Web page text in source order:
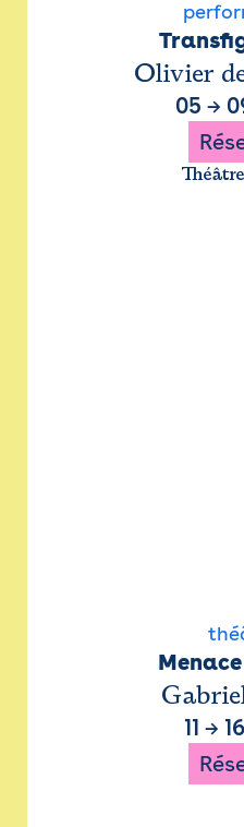
Olivier
05 →
11 →